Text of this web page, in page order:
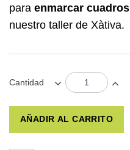
para enmarcar cuadros
nuestro taller de Xàtiva.
Cantidad
AÑADIR AL CARRITO